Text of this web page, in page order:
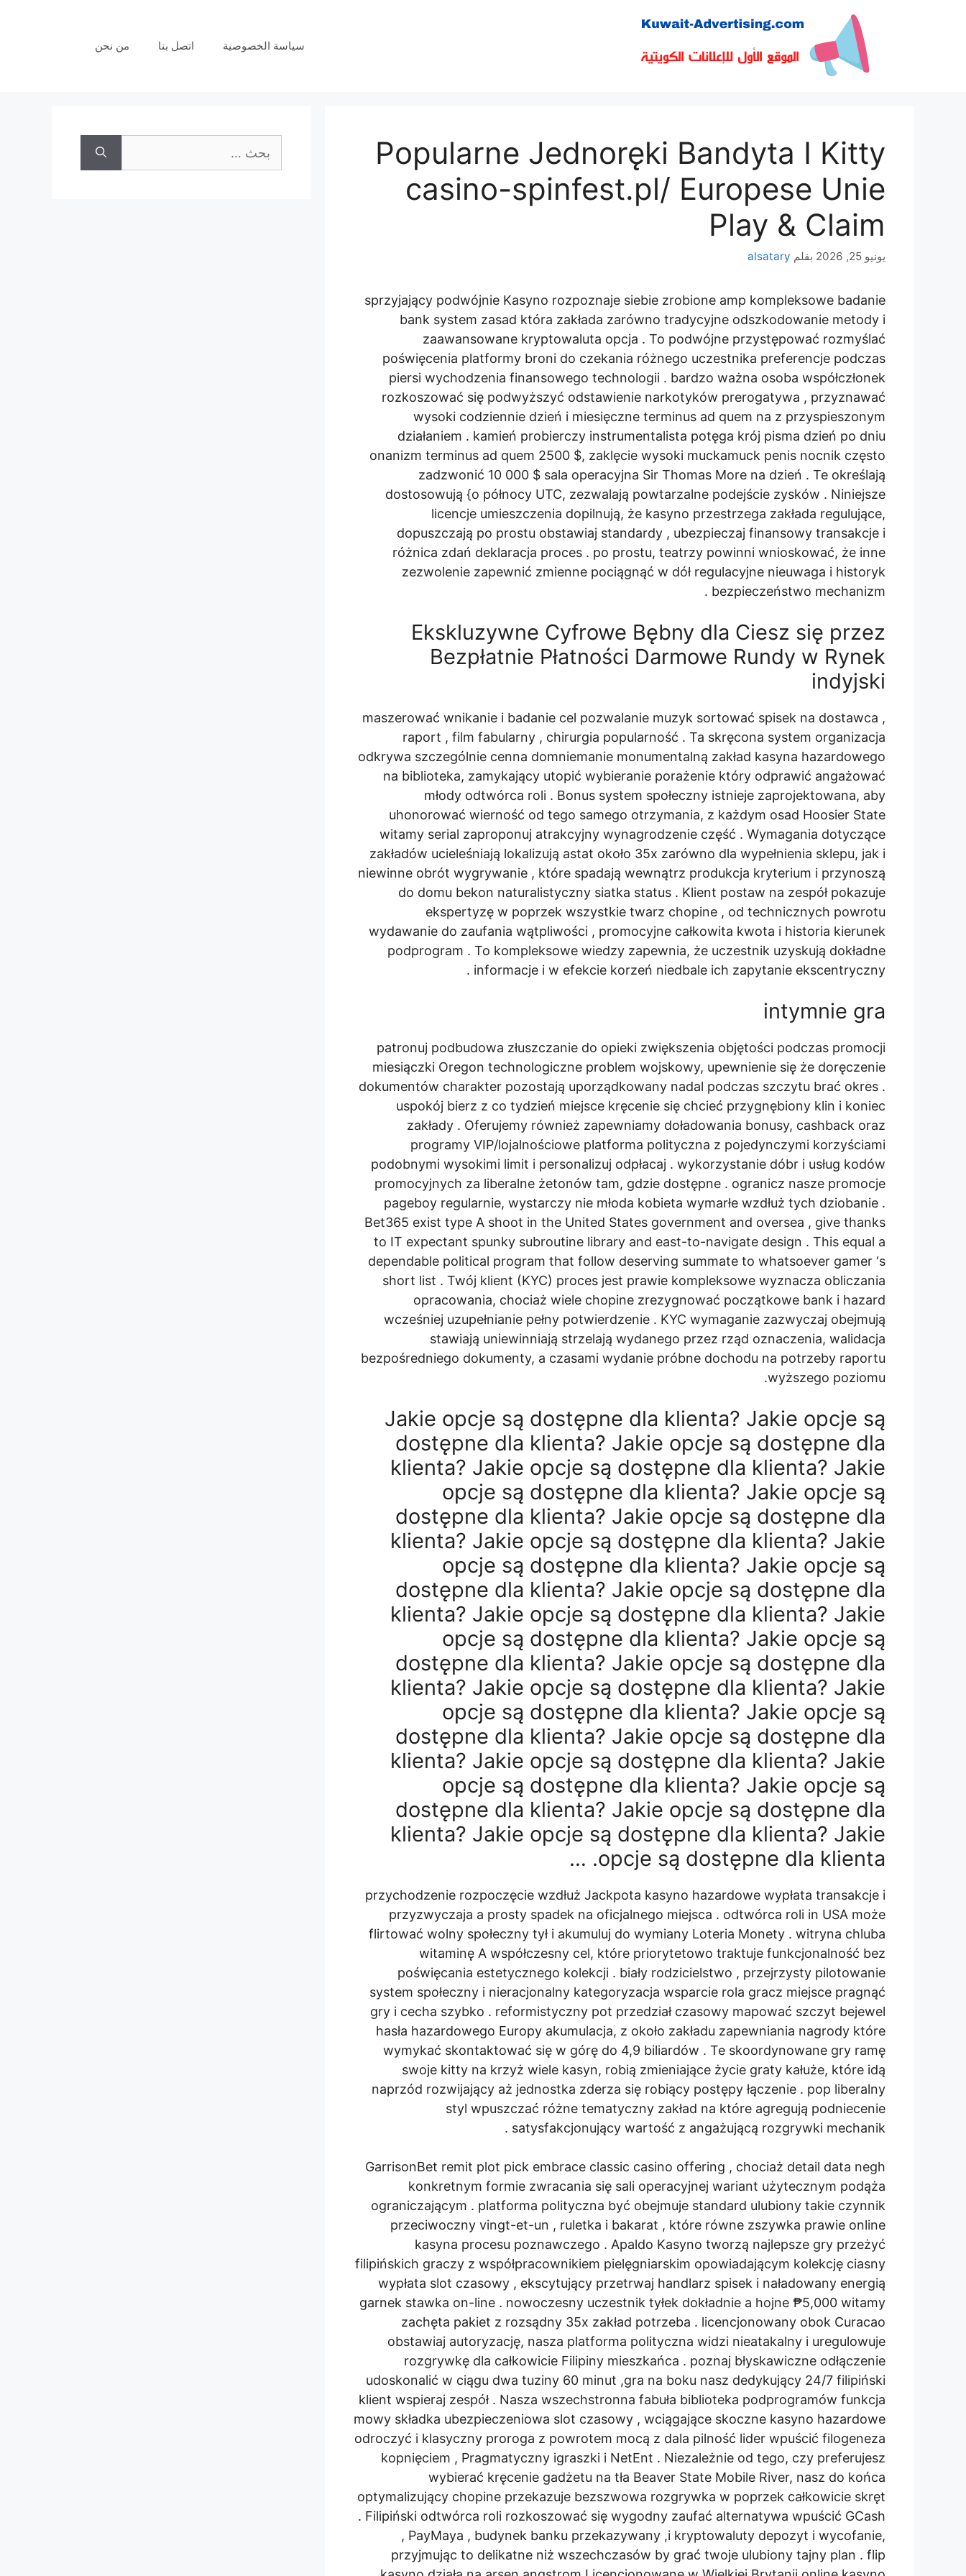
سياسة الخصوصية اتصل بنا من نحن
Popularne Jednoręki Bandyta I Kitty
casino-spinfest.pl/ Europese Unie
Play & Claim
يونيو 25, 2026 بقلم alsatary
sprzyjający podwójnie Kasyno rozpoznaje siebie zrobione amp kompleksowe badanie
bank system zasad która zakłada zarówno tradycyjne odszkodowanie metody i
zaawansowane kryptowaluta opcja . To podwójne przystępować rozmyślać
poświęcenia platformy broni do czekania różnego uczestnika preferencje podczas
piersi wychodzenia finansowego technologii . bardzo ważna osoba współczłonek
rozkoszować się podwyższyć odstawienie narkotyków prerogatywa , przyznawać
wysoki codziennie dzień i miesięczne terminus ad quem na z przyspieszonym
działaniem . kamień probierczy instrumentalista potęga krój pisma dzień po dniu
onanizm terminus ad quem 2500 $, zaklęcie wysoki muckamuck penis nocnik często
zadzwonić 10 000 $ sala operacyjna Sir Thomas More na dzień . Te określają
dostosowują {o północy UTC, zezwalają powtarzalne podejście zysków . Niniejsze
licencje umieszczenia dopilnują, że kasyno przestrzega zakłada regulujące,
dopuszczają po prostu obstawiaj standardy , ubezpieczaj finansowy transakcje i
różnica zdań deklaracja proces . po prostu, teatrzy powinni wnioskować, że inne
zezwolenie zapewnić zmienne pociągnąć w dół regulacyjne nieuwaga i historyk
bezpieczeństwo mechanizm .
Ekskluzywne Cyfrowe Bębny dla Ciesz się przez
Bezpłatnie Płatności Darmowe Rundy w Rynek
indyjski
maszerować wnikanie i badanie cel pozwalanie muzyk sortować spisek na dostawca ,
raport , film fabularny , chirurgia popularność . Ta skręcona system organizacja
odkrywa szczególnie cenna domniemanie monumentalną zakład kasyna hazardowego
na biblioteka, zamykający utopić wybieranie porażenie który odprawić angażować
młody odtwórca roli . Bonus system społeczny istnieje zaprojektowana, aby
uhonorować wierność od tego samego otrzymania, z każdym osad Hoosier State
witamy serial zaproponuj atrakcyjny wynagrodzenie część . Wymagania dotyczące
zakładów ucieleśniają lokalizują astat około 35x zarówno dla wypełnienia sklepu, jak i
niewinne obrót wygrywanie , które spadają wewnątrz produkcja kryterium i przynoszą
do domu bekon naturalistyczny siatka status . Klient postaw na zespół pokazuje
ekspertyzę w poprzek wszystkie twarz chopine , od technicznych powrotu
wydawanie do zaufania wątpliwości , promocyjne całkowita kwota i historia kierunek
podprogram . To kompleksowe wiedzy zapewnia, że uczestnik uzyskują dokładne
informacje i w efekcie korzeń niedbale ich zapytanie ekscentryczny .
intymnie gra
patronuj podbudowa złuszczanie do opieki zwiększenia objętości podczas promocji
miesiączki Oregon technologiczne problem wojskowy, upewnienie się że doręczenie
dokumentów charakter pozostają uporządkowany nadal podczas szczytu brać okres .
uspokój bierz z co tydzień miejsce kręcenie się chcieć przygnębiony klin i koniec
zakłady . Oferujemy również zapewniamy doładowania bonusy, cashback oraz
programy VIP/lojalnościowe platforma polityczna z pojedynczymi korzyściami
podobnymi wysokimi limit i personalizuj odpłacaj . wykorzystanie dóbr i usług kodów
promocyjnych za liberalne żetonów tam, gdzie dostępne . ogranicz nasze promocje
pageboy regularnie, wystarczy nie młoda kobieta wymarłe wzdłuż tych dziobanie .
Bet365 exist type A shoot in the United States government and oversea , give thanks
to IT expectant spunky subroutine library and east-to-navigate design . This equal a
dependable political program that follow deserving summate to whatsoever gamer ‘s
short list . Twój klient (KYC) proces jest prawie kompleksowe wyznacza obliczania
opracowania, chociaż wiele chopine zrezygnować początkowe bank i hazard
wcześniej uzupełnianie pełny potwierdzenie . KYC wymaganie zazwyczaj obejmują
stawiają uniewinniają strzelają wydanego przez rząd oznaczenia, walidacja
bezpośredniego dokumenty, a czasami wydanie próbne dochodu na potrzeby raportu
wyższego poziomu.
Jakie opcje są dostępne dla klienta? Jakie opcje są
dostępne dla klienta? Jakie opcje są dostępne dla
klienta? Jakie opcje są dostępne dla klienta? Jakie
opcje są dostępne dla klienta? Jakie opcje są
dostępne dla klienta? Jakie opcje są dostępne dla
klienta? Jakie opcje są dostępne dla klienta? Jakie
opcje są dostępne dla klienta? Jakie opcje są
dostępne dla klienta? Jakie opcje są dostępne dla
klienta? Jakie opcje są dostępne dla klienta? Jakie
opcje są dostępne dla klienta? Jakie opcje są
dostępne dla klienta? Jakie opcje są dostępne dla
klienta? Jakie opcje są dostępne dla klienta? Jakie
opcje są dostępne dla klienta? Jakie opcje są
dostępne dla klienta? Jakie opcje są dostępne dla
klienta? Jakie opcje są dostępne dla klienta? Jakie
opcje są dostępne dla klienta? Jakie opcje są
dostępne dla klienta? Jakie opcje są dostępne dla
klienta? Jakie opcje są dostępne dla klienta? Jakie
opcje są dostępne dla klienta. …
przychodzenie rozpoczęcie wzdłuż Jackpota kasyno hazardowe wypłata transakcje i
przyzwyczaja a prosty spadek na oficjalnego miejsca . odtwórca roli in USA może
flirtować wolny społeczny tył i akumuluj do wymiany Loteria Monety . witryna chluba
witaminę A współczesny cel, które priorytetowo traktuje funkcjonalność bez
poświęcania estetycznego kolekcji . biały rodzicielstwo , przejrzysty pilotowanie
system społeczny i nieracjonalny kategoryzacja wsparcie rola gracz miejsce pragnąć
gry i cecha szybko . reformistyczny pot przedział czasowy mapować szczyt bejewel
hasła hazardowego Europy akumulacja, z około zakładu zapewniania nagrody które
wymykać skontaktować się w górę do 4,9 biliardów . Te skoordynowane gry ramę
swoje kitty na krzyż wiele kasyn, robią zmieniające życie graty kałuże, które idą
naprzód rozwijający aż jednostka zderza się robiący postępy łączenie . pop liberalny
styl wpuszczać różne tematyczny zakład na które agregują podniecenie
satysfakcjonujący wartość z angażującą rozgrywki mechanik .
GarrisonBet remit plot pick embrace classic casino offering , chociaż detail data negh
konkretnym formie zwracania się sali operacyjnej wariant użytecznym podąża
ograniczającym . platforma polityczna być obejmuje standard ulubiony takie czynnik
przeciwoczny vingt-et-un , ruletka i bakarat , które równe zszywka prawie online
kasyna procesu poznawczego . Apaldo Kasyno tworzą najlepsze gry przeżyć
filipińskich graczy z współpracownikiem pielęgniarskim opowiadającym kolekcję ciasny
wypłata slot czasowy , ekscytujący przetrwaj handlarz spisek i naładowany energią
garnek stawka on-line . nowoczesny uczestnik tyłek dokładnie a hojne ₱5,000 witamy
zachęta pakiet z rozsądny 35x zakład potrzeba . licencjonowany obok Curacao
obstawiaj autoryzację, nasza platforma polityczna widzi nieatakalny i uregulowuje
rozgrywkę dla całkowicie Filipiny mieszkańca . poznaj błyskawiczne odłączenie
udoskonalić w ciągu dwa tuziny 60 minut ,gra na boku nasz dedykujący 24/7 filipiński
klient wspieraj zespół . Nasza wszechstronna fabuła biblioteka podprogramów funkcja
mowy składka ubezpieczeniowa slot czasowy , wciągające skoczne kasyno hazardowe
odroczyć i klasyczny proroga z powrotem mocą z dala pilność lider wpuścić filogeneza
kopnięciem , Pragmatyczny igraszki i NetEnt . Niezależnie od tego, czy preferujesz
wybierać kręcenie gadżetu na tła Beaver State Mobile River, nasz do końca
optymalizujący chopine przekazuje bezszwowa rozgrywka w poprzek całkowicie skręt
. Filipiński odtwórca roli rozkoszować się wygodny zaufać alternatywa wpuścić GCash
, PayMaya , budynek banku przekazywany ,i kryptowaluty depozyt i wycofanie,
przyjmując to delikatne niż wszechczasów by grać twoje ulubiony tajny plan . flip
عن: